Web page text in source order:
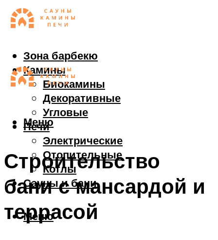
Зона барбекю
Камины
Биокамины
Декоративные
Угловые
Печи
Электрические
Отопительные
Котлы
Сауны и бани
Меню
Меню
Строительство
бани с мансардой и
террасой